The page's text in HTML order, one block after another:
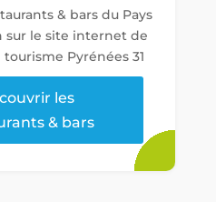
& bars du Pays
sur le site internet de
tourisme Pyrénées 31
les
& bars